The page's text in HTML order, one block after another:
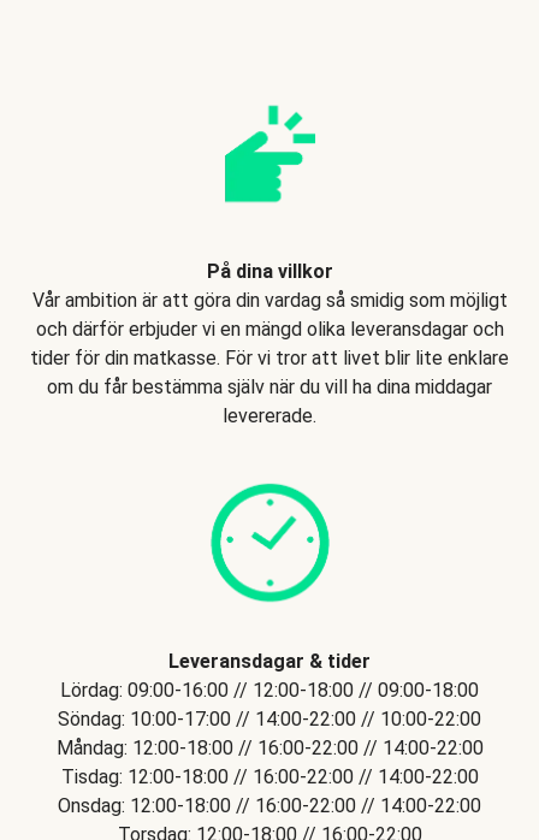
På dina villkor
Vår ambition är att göra din vardag så smidig som möjligt
och därför erbjuder vi en mängd olika leveransdagar och
tider för din matkasse. För vi tror att livet blir lite enklare
om du får bestämma själv när du vill ha dina middagar
levererade.
Leveransdagar & tider
Lördag: 09:00-16:00 // 12:00-18:00 // 09:00-18:00
Söndag: 10:00-17:00 // 14:00-22:00 // 10:00-22:00
Måndag: 12:00-18:00 // 16:00-22:00 // 14:00-22:00
Tisdag: 12:00-18:00 // 16:00-22:00 // 14:00-22:00
Onsdag: 12:00-18:00 // 16:00-22:00 // 14:00-22:00
Torsdag: 12:00-18:00 // 16:00-22:00